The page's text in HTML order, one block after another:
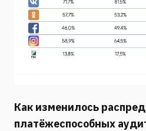
Как изменилось
платёжеспособных